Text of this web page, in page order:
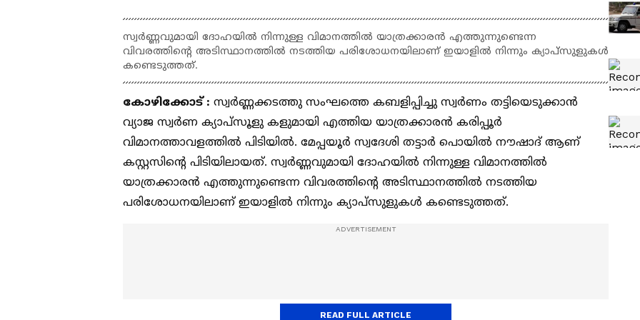
സ്വർണ്ണവുമായി ദോഹയിൽ നിന്നുള്ള വിമാനത്തിൽ യാത്രക്കാരൻ എത്തുന്നുണ്ടെന്ന
വിവരത്തിന്റെ അടിസ്ഥാനത്തിൽ നടത്തിയ പരിശോധനയിലാണ് ഇയാളിൽ നിന്നും ക്യാപ്സുളുകൾ
കണ്ടെടുത്തത്.
കോഴിക്കോട് : സ്വർണ്ണക്കടത്തു സംഘത്തെ കബളിപ്പിച്ചു സ്വർണം തട്ടിയെടുക്കാൻ
വ്യാജ സ്വർണ ക്യാപ്സൂളു കളുമായി എത്തിയ യാത്രക്കാരൻ കരിപ്പൂർ
വിമാനത്താവളത്തിൽ പിടിയിൽ. മേപ്പയൂർ സ്വദേശി തട്ടാർ പൊയിൽ നൗഷാദ് ആണ്
കസ്റ്റസിന്റെ പിടിയിലായത്. സ്വർണ്ണവുമായി ദോഹയിൽ നിന്നുള്ള വിമാനത്തിൽ
യാത്രക്കാരൻ എത്തുന്നുണ്ടെന്ന വിവരത്തിന്റെ അടിസ്ഥാനത്തിൽ നടത്തിയ
പരിശോധനയിലാണ് ഇയാളിൽ നിന്നും ക്യാപ്സുളുകൾ കണ്ടെടുത്തത്.
READ FULL ARTICLE